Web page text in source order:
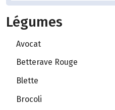
Légumes
Avocat
Betterave Rouge
Blette
Brocoli